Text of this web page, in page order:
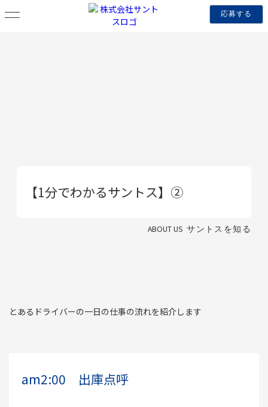
応募する
【1分でわかるサントス】②
ABOUT US サントスを知る
とあるドライバーの一日の仕事の流れを紹介します
am2:00 出庫点呼